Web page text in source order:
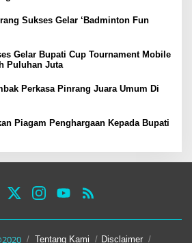
Sukses Gelar ‘Badminton Fun
Gelar Bupati Cup Tournament Mobile
Puluhan Juta
Perkasa Pinrang Juara Umum Di
Piagam Penghargaan Kepada Bupati
Tentang Kami Disclaimer